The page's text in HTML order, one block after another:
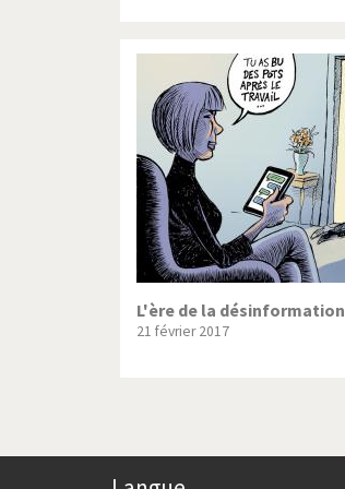
L'ère de la désinformation
21 février 2017